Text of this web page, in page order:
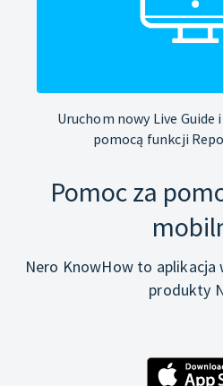
Uruchom nowy Live Guide
pomocą funkcji
Pomoc za
Nero KnowHow to aplikacja
produkty